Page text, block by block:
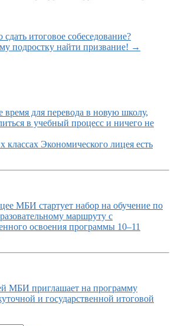
итоговое собеседование?
подростку найти призвание! →
для перевода в новую школу,
в учебный процесс и ничего не
классах Экономического лицея есть
МБИ стартует набор на обучение по
маршруту с
освоения программы 10–11
МБИ приглашает на программу
и государственной итоговой